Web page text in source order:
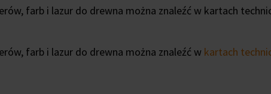
farb i lazur do drewna można znaleźć w kartach
farb i lazur do drewna można znaleźć w kartach